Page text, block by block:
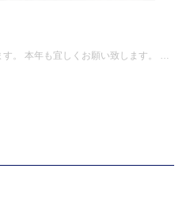
。 本年も宜しくお願い致します。 …